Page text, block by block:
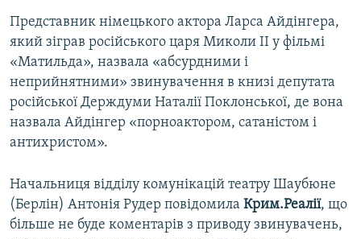
Усі сайти RFE/RL
Представник німецького актора Ларса Айдінгера,
який зіграв російського царя Миколи II у фільмі
«Матильда», назвала «абсурдними і
неприйнятними» звинувачення в книзі депутата
російської Держдуми Наталії Поклонської, де вона
назвала Айдінгер «порноактором, сатаністом і
антихристом».
Начальниця відділу комунікацій театру Шаубюне
(Берлін) Антонія Рудер повідомила Крим.Реалії, що
більше не буде коментарів з приводу звинувачень,